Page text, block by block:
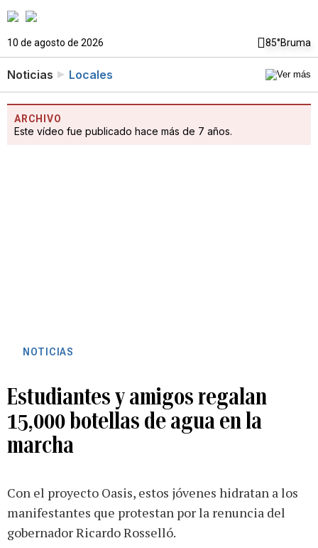
10 de agosto de 2026 85°Bruma
Noticias Locales
ARCHIVO
Este vídeo fue publicado hace más de 7 años.
NOTICIAS
Estudiantes y amigos regalan
15,000 botellas de agua en la
marcha
Con el proyecto Oasis, estos jóvenes hidratan a los
manifestantes que protestan por la renuncia del
gobernador Ricardo Rosselló.